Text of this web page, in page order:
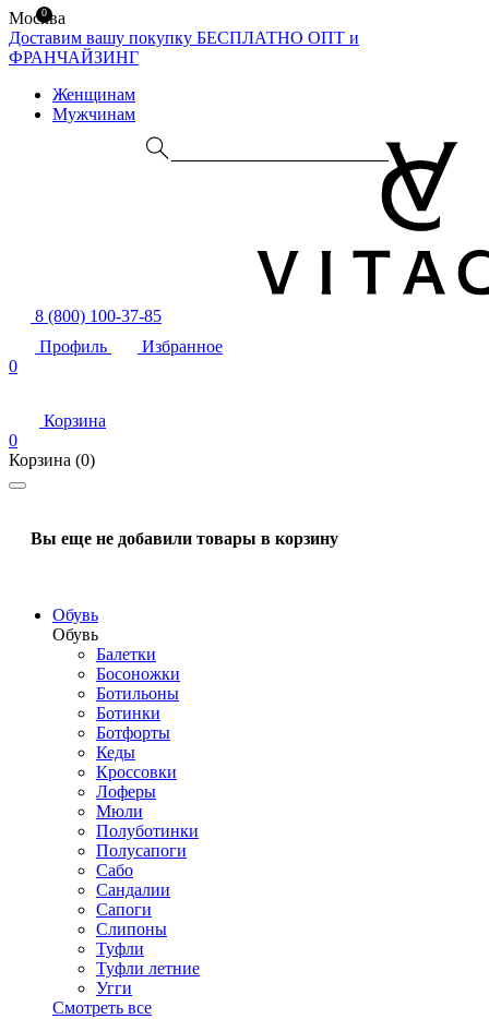
Москва
Доставим вашу покупку БЕСПЛАТНО ОПТ и
ФРАНЧАЙЗИНГ
Женщинам
Мужчинам
8 (800) 100-37-85
Профиль
Избранное
0
Корзина
0
Корзина (0)
Вы еще не добавили товары в корзину
Обувь
Обувь
Балетки
Босоножки
Ботильоны
Ботинки
Ботфорты
Кеды
Кроссовки
Лоферы
Мюли
Полуботинки
Полусапоги
Сабо
Сандалии
Сапоги
Слипоны
Туфли
Туфли летние
Угги
Смотреть все
0